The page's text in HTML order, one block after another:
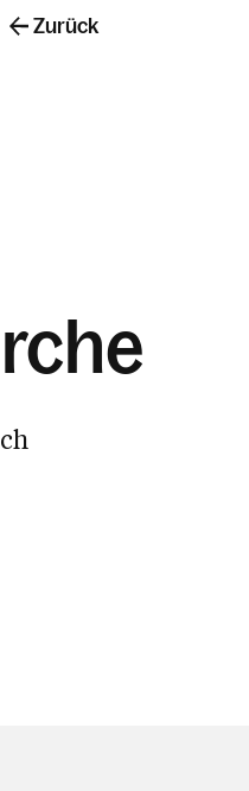
Zurück